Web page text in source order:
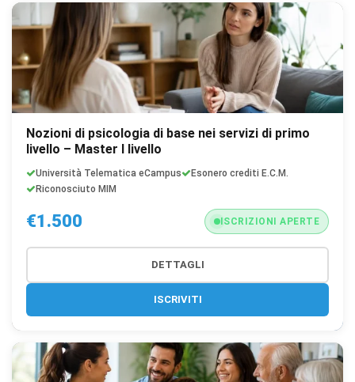
Nozioni di psicologia di base nei servizi di primo
livello – Master I livello
Università Telematica eCampus
Esonero crediti E.C.M.
Riconosciuto MIM
€1.500 ISCRIZIONI APERTE
DETTAGLI
ISCRIVITI